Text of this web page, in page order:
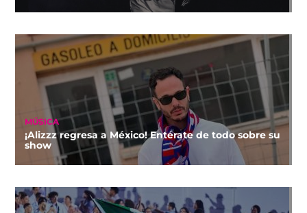
MÚSICA
¡Alizzz regresa a México! Entérate de todo sobre su
show